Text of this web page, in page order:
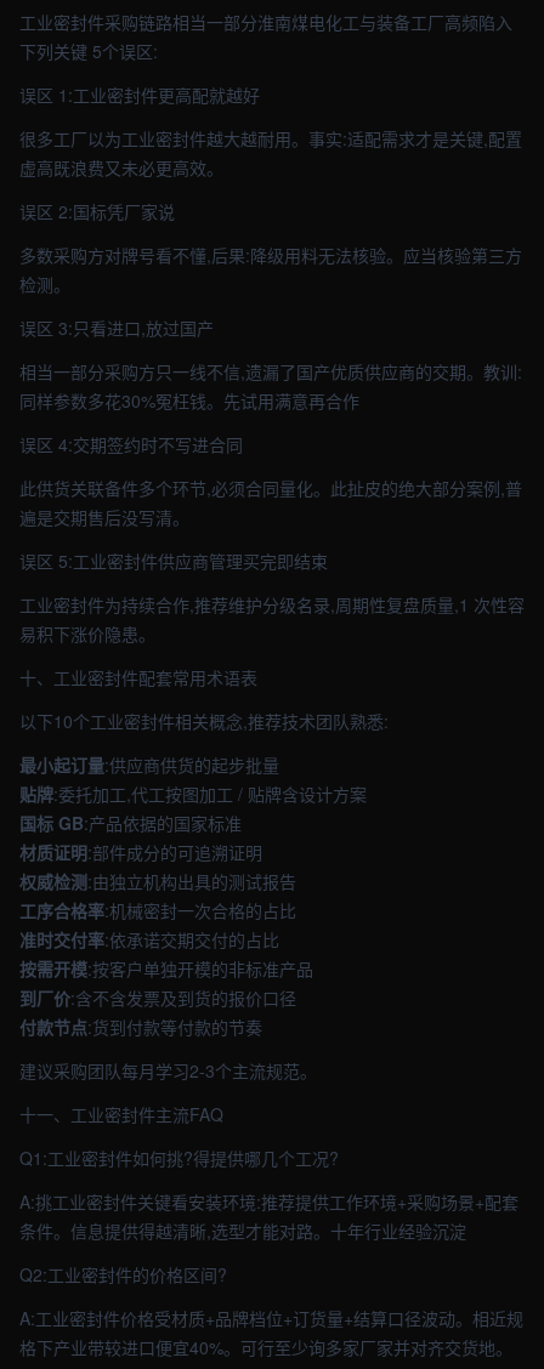
工业密封件采购链路相当一部分淮南煤电化工与装备工厂高频陷入
下列关键 5个误区:
误区 1:工业密封件更高配就越好
很多工厂以为工业密封件越大越耐用。事实:适配需求才是关键,配置
虚高既浪费又未必更高效。
误区 2:国标凭厂家说
多数采购方对牌号看不懂,后果:降级用料无法核验。应当核验第三方
检测。
误区 3:只看进口,放过国产
相当一部分采购方只一线不信,遗漏了国产优质供应商的交期。教训:
同样参数多花30%冤枉钱。先试用满意再合作
误区 4:交期签约时不写进合同
此供货关联备件多个环节,必须合同量化。此扯皮的绝大部分案例,普
遍是交期售后没写清。
误区 5:工业密封件供应商管理买完即结束
工业密封件为持续合作,推荐维护分级名录,周期性复盘质量,1 次性容
易积下涨价隐患。
十、工业密封件配套常用术语表
以下10个工业密封件相关概念,推荐技术团队熟悉:
最小起订量:供应商供货的起步批量
贴牌:委托加工,代工按图加工 / 贴牌含设计方案
国标 GB:产品依据的国家标准
材质证明:部件成分的可追溯证明
权威检测:由独立机构出具的测试报告
工序合格率:机械密封一次合格的占比
准时交付率:依承诺交期交付的占比
按需开模:按客户单独开模的非标准产品
到厂价:含不含发票及到货的报价口径
付款节点:货到付款等付款的节奏
建议采购团队每月学习2-3个主流规范。
十一、工业密封件主流FAQ
Q1:工业密封件如何挑?得提供哪几个工况?
A:挑工业密封件关键看安装环境:推荐提供工作环境+采购场景+配套
条件。信息提供得越清晰,选型才能对路。十年行业经验沉淀
Q2:工业密封件的价格区间?
A:工业密封件价格受材质+品牌档位+订货量+结算口径波动。相近规
格下产业带较进口便宜40%。可行至少询多家厂家并对齐交货地。